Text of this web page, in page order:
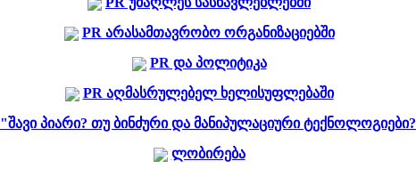
PR არასამთავრობო ორგანიზაციებში
PR და პოლიტიკა
PR აღმასრულებელ ხელისუფლებაში
"შავი პიარი? თუ ბინძური და მანიპულაციური ტექნოლოგიები?
ლობირება